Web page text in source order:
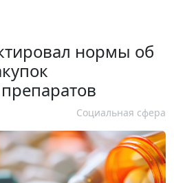
нормы об
Социальная сфера